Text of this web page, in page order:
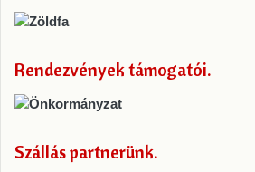
Rendezvények támogatói
Szállás partnerünk